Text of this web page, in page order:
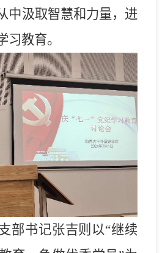
中汲取智慧和力量，进
习教育。
部书记张吉则以“继续